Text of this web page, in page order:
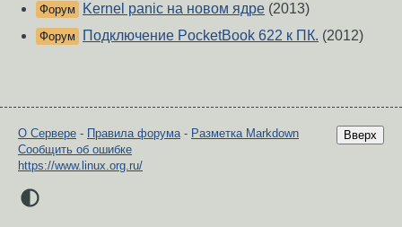
Форум Kernel panic на новом ядре (2013)
Форум Подключение PocketBook 622 к ПК. (2012)
Вверх
О Сервере - Правила форума- Разметка Markdown
Сообщить об ошибке
https://www.linux.org.ru/